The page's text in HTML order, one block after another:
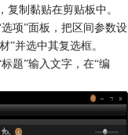
制黏贴在剪贴板中。
项”面板，把区间参数设
”并选中其复选框。
题”输入文字，在“编